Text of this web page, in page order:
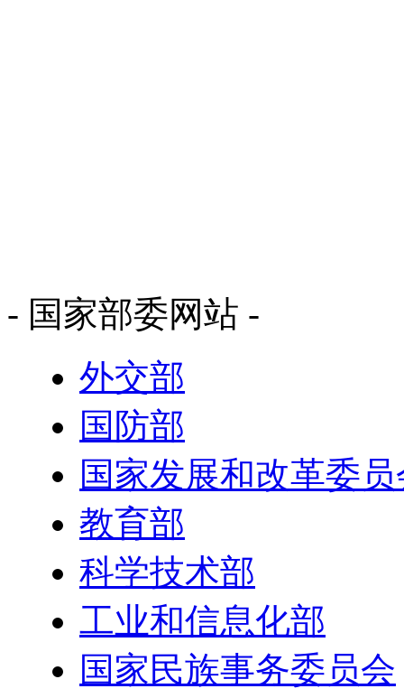
- 国家部委网站 -
外交部
国防部
国家发展和改革委
教育部
科学技术部
工业和信息化部
国家民族事务委员会